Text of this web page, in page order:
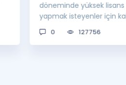
döneminde yüksek
yapmak isteyenler için
0 127756